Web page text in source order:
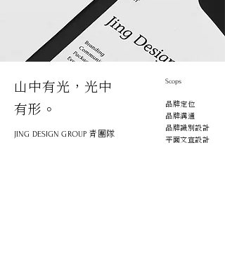
山中有光，光中
有形。
JING DESIGN GROUP 青團隊
Scops
品牌定位
品牌溝通
品牌識別設計
平面文宣設計